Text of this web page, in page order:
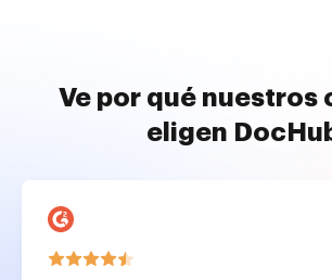
Ve por qué nuestros
eligen